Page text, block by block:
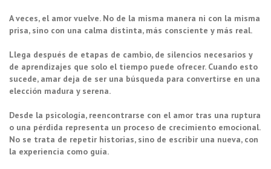
A veces, el amor vuelve. No de la misma manera ni con la misma
prisa, sino con una calma distinta, más consciente y más real.
Llega después de etapas de cambio, de silencios necesarios y
de aprendizajes que solo el tiempo puede ofrecer. Cuando esto
sucede, amar deja de ser una búsqueda para convertirse en una
elección madura y serena.
Desde la psicología, reencontrarse con el amor tras una ruptura
o una pérdida representa un proceso de crecimiento emocional.
No se trata de repetir historias, sino de escribir una nueva, con
la experiencia como guía.